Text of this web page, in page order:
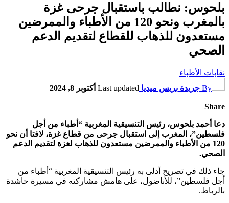
بلحوس: نطالب باستقبال جرحى غزة
بالمغرب ونحو 120 من الأطباء والممرضين
مستعدون للذهاب للقطاع لتقديم الدعم
الصحي
نقابات الأطباء
By جريدة بريس ميديا Last updated أكتوبر 8, 2024
Share
دعا أحمد بلحوس، رئيس التنسيقية المغربية “أطباء من أجل
فلسطين”، المغرب إلى استقبال جرحى من قطاع غزة، لافتا أن نحو
120 من الأطباء والممرضين مستعدون للذهاب لغزة لتقديم الدعم
الصحي.
جاء ذلك في تصريح أدلى به رئيس التنسيقية المغربية “أطباء من
أجل فلسطين”، للأناضول، على هامش مشاركته في مسيرة حاشدة
بالرباط.